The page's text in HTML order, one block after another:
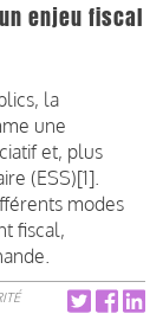
enjeu fiscal
la
une
et, plus
(ESS)[1].
modes
fiscal,